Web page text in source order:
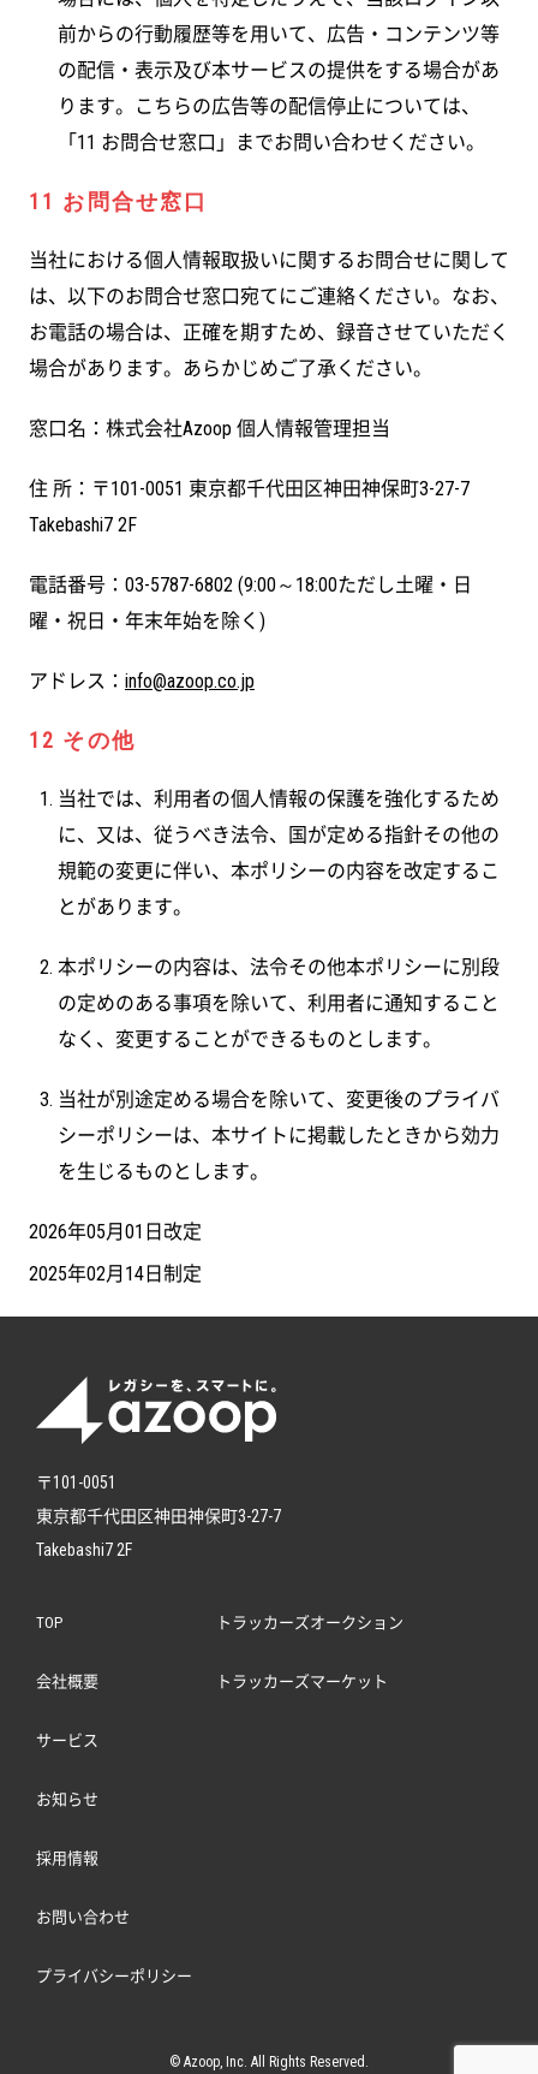
前からの行動履歴等を用いて、広告・コンテンツ等
の配信・表示及び本サービスの提供をする場合があ
ります。こちらの広告等の配信停止については、
「11 お問合せ窓口」までお問い合わせください。
11 お問合せ窓口
当社における個人情報取扱いに関するお問合せに関して
は、以下のお問合せ窓口宛てにご連絡ください。なお、
お電話の場合は、正確を期すため、録音させていただく
場合があります。あらかじめご了承ください。
窓口名：株式会社Azoop 個人情報管理担当
住 所：〒101-0051 東京都千代田区神田神保町3-27-7
Takebashi7 2F
電話番号：03-5787-6802 (9:00～18:00ただし土曜・日
曜・祝日・年末年始を除く)
アドレス： info@azoop.co.jp
12 その他
当社では、利用者の個人情報の保護を強化するため
に、又は、従うべき法令、国が定める指針その他の
規範の変更に伴い、本ポリシーの内容を改定するこ
とがあります。
本ポリシーの内容は、法令その他本ポリシーに別段
の定めのある事項を除いて、利用者に通知すること
なく、変更することができるものとします。
当社が別途定める場合を除いて、変更後のプライバ
シーポリシーは、本サイトに掲載したときから効力
を生じるものとします。
2026年05月01日改定
2025年02月14日制定
〒101-0051
東京都千代田区神田神保町3-27-7
Takebashi7 2F
TOP
会社概要
サービス
お知らせ
採用情報
お問い合わせ
プライバシーポリシー
トラッカーズオークション
トラッカーズマーケット
© Azoop, Inc. All Rights Reserved.